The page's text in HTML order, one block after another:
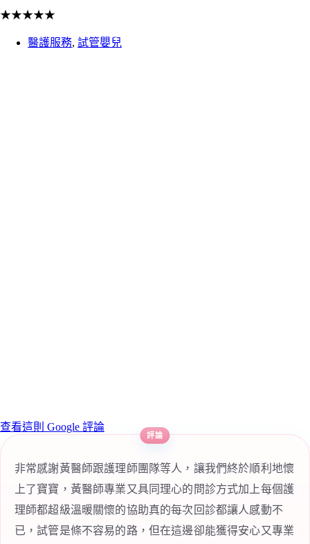
★★★★★
醫護服務, 試管嬰兒
查看這則 Google 評論
非常感謝黃醫師跟護理師團隊等人，讓我們終於順利地懷
上了寶寶，黃醫師專業又具同理心的問診方式加上每個護
理師都超級溫暖關懷的協助真的每次回診都讓人感動不
已，試管是條不容易的路，但在這邊卻能獲得安心又專業